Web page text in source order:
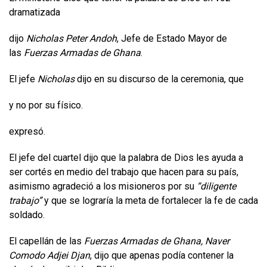
dramatizada
dijo Nicholas Peter Andoh, Jefe de Estado Mayor de
las Fuerzas Armadas de Ghana.
El jefe Nicholasdijo en su discurso de la ceremonia, que
y no por su físico.
expresó.
El jefe del cuartel dijo que la palabra de Dios les ayuda a
ser cortés en medio del trabajo que hacen para su país,
asimismo agradeció a los misioneros por su “diligente
trabajo”y que se lograría la meta de fortalecer la fe de cada
soldado.
El capellán de las Fuerzas Armadas de Ghana, Naver
Comodo Adjei Djan, dijo que apenas podía contener la